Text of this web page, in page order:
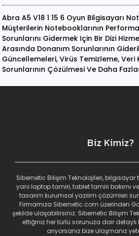
Abra A5 V18 1 15 6 Oyun Bilgisayarı
Müşterilerin Notebooklarının
Sorunlarını Gidermek Için Bir Dizi
Arasında Donanım Sorunlarının
Güncellemeleri, Virüs Temizleme, Veri
Sorunlarının Çözülmesi Ve Daha
Biz Kimiz?
Sibernetic Bilişim Teknolojileri,
yani laptop tamiri, tablet tamiri bakımı
tasarım kurumsal yazılım çözümleri
Firmamıza Sibernetic.com üzerinden
şekilde ulaşabilirsiniz. Sibernetic Bilişim
ettiğiniz her türlü sorunuza dair
arıyorsanız bize ulaşmanız